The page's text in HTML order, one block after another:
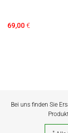
69,00€
Bei uns finden Sie